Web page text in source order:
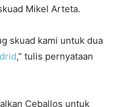
Mikel Arteta.
skuad kami untuk dua
,” tulis pernyataan
Ceballos untuk